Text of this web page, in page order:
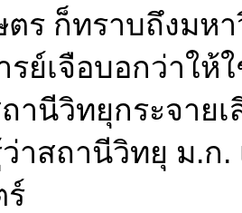
ร ก็ทราบถึงมห
รย์เจือบอกว่าใ
านีวิทยุกระจาย
ว่าสถานีวิทยุ ม.
ร์